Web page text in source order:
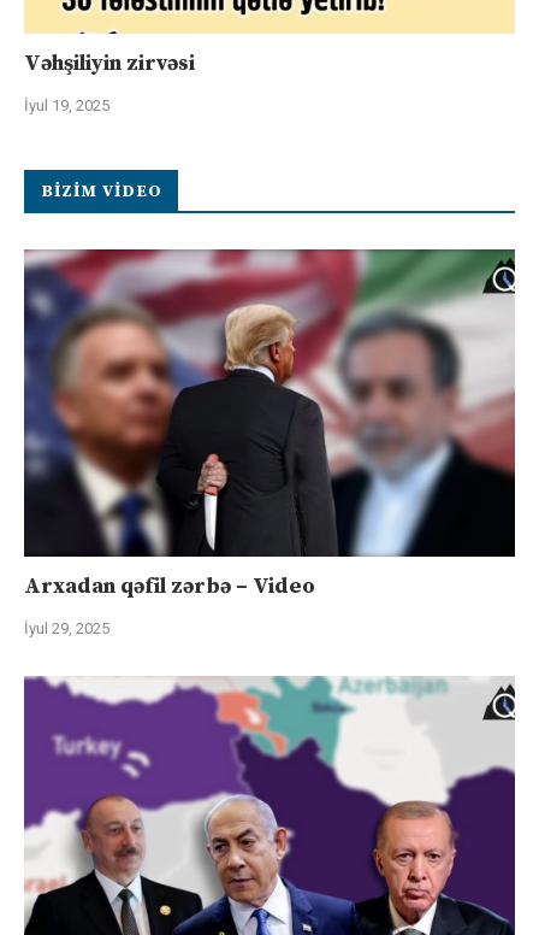
Vəhşiliyin zirvəsi
İyul 19, 2025
BIZIM VIDEO
Arxadan qəfil zərbə – Video
İyul 29, 2025